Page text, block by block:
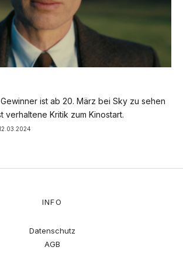
ist ab 20. März bei Sky zu sehen
verhaltene Kritik zum Kinostart.
INFO
Datenschutz
AGB